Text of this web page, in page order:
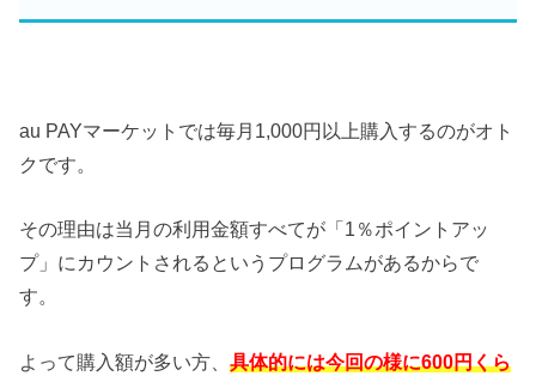
au PAYマーケットでは毎月1,000円以上購入するのがオト
クです。
その理由は当月の利用金額すべてが「1％ポイントアッ
プ」にカウントされるというプログラムがあるからで
す。
よって購入額が多い方、具体的には今回の様に600円くら